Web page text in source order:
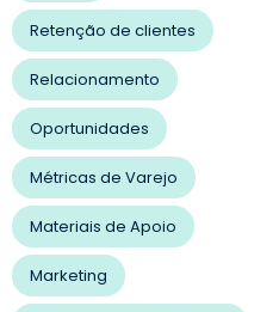
Retenção de clientes
Relacionamento
Oportunidades
Métricas de Varejo
Materiais de Apoio
Marketing